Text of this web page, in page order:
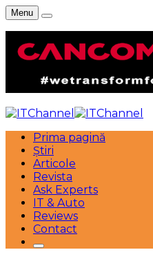
Menu
Prima pagină
Știri
Articole
Revista
Ask Experts
IT & Auto
Reviews
Contact